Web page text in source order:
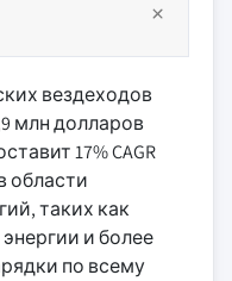
вездеходов
млн долларов
17% CAGR
области
таких как
и более
по всему